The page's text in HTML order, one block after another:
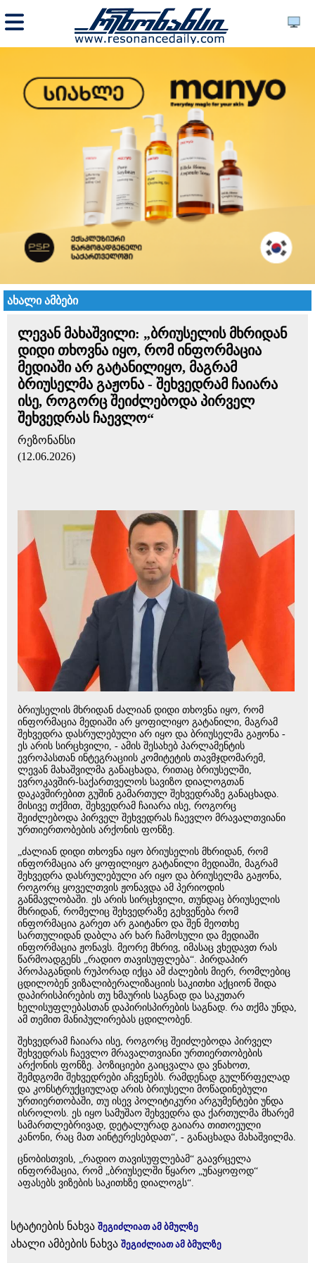
ახალი ამბები
ლევან მახაშვილი: „ბრიუსელის მხრიდან
დიდი თხოვნა იყო, რომ ინფორმაცია
მედიაში არ გატანილიყო, მაგრამ
ბრიუსელმა გაჟონა - შეხვედრამ ჩაიარა
ისე, როგორც შეიძლებოდა პირველ
შეხვედრას ჩაევლო“
რეზონანსი
(12.06.2026)
ბრიუსელის მხრიდან ძალიან დიდი თხოვნა იყო, რომ
ინფორმაცია მედიაში არ ყოფილიყო გატანილი, მაგრამ
შეხვედრა დასრულებული არ იყო და ბრიუსელმა გაჟონა -
ეს არის სირცხვილი, - ამის შესახებ პარლამენტის
ევროპასთან ინტეგრაციის კომიტეტის თავმჯდომარემ,
ლევან მახაშვილმა განაცხადა, რითაც ბრიუსელში,
ევროკავშირ-საქართველოს სავიზო დიალოგთან
დაკავშირებით გუშინ გამართულ შეხვედრაზე განაცხადა.
მისივე თქმით, შეხვედრამ ჩაიარა ისე, როგორც
შეიძლებოდა პირველ შეხვედრას ჩაევლო მრავალთვიანი
ურთიერთობების არქონის ფონზე.
„ძალიან დიდი თხოვნა იყო ბრიუსელის მხრიდან, რომ
ინფორმაცია არ ყოფილიყო გატანილი მედიაში, მაგრამ
შეხვედრა დასრულებული არ იყო და ბრიუსელმა გაჟონა,
როგორც ყოველთვის ჟონავდა ამ პერიოდის
განმავლობაში. ეს არის სირცხვილი, თუნდაც ბრიუსელის
მხრიდან, რომელიც შეხვედრაზე გეხვეწება რომ
ინფორმაცია გარეთ არ გაიტანო და შენ მეოთხე
სართულიდან დაბლა არ ხარ ჩამოსული და მედიაში
ინფორმაცია ჟონავს. მეორე მხრივ, იმასაც ვხედავთ რას
წარმოადგენს „რადიო თავისუფლება“. პირდაპირ
პროპაგანდის რუპორად იქცა ამ ძალების მიერ, რომლებიც
ცდილობენ ვიზალიბერალიზაციის საკითხი აქციონ შიდა
დაპირისპირების თუ ხმაურის საგნად და საკუთარ
ხელისუფლებასთან დაპირისპირების საგნად. რა თქმა უნდა,
ამ თემით მანიპულირებას ცდილობენ.
შეხვედრამ ჩაიარა ისე, როგორც შეიძლებოდა პირველ
შეხვედრას ჩაევლო მრავალთვიანი ურთიერთობების
არქონის ფონზე. პოზიციები გაიცვალა და ვნახოთ,
შემდგომი შეხვედრები აჩვენებს. რამდენად გულწრფელად
და კონსტრუქციულად არის ბრიუსელი მოწადინებული
ურთიერთობაში, თუ ისევ პოლიტიკური არგუმენტები უნდა
ისროლოს. ეს იყო სამუშაო შეხვედრა და ქართულმა მხარემ
სამართლებრივად, დეტალურად გაიარა თითოეული
კანონი, რაც მათ აინტერესებდათ“, - განაცხადა მახაშვილმა.
ცნობისთვის, „რადიო თავისუფლებამ“ გაავრცელა
ინფორმაცია, რომ „ბრიუსელში წყარო „უნაყოფოდ“
აფასებს ვიზების საკითხზე დიალოგს“.
სტატიების ნახვა შეგიძლიათ ამ ბმულზე
ახალი ამბების ნახვა შეგიძლიათ ამ ბმულზე